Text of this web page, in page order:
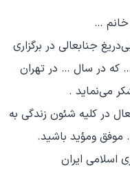
خانم …
جنابعالی در برگزاری
که در سال … در تهران
می‌نماید .
در کلیه شئون زندگی به
ومؤید باشید.
ایران